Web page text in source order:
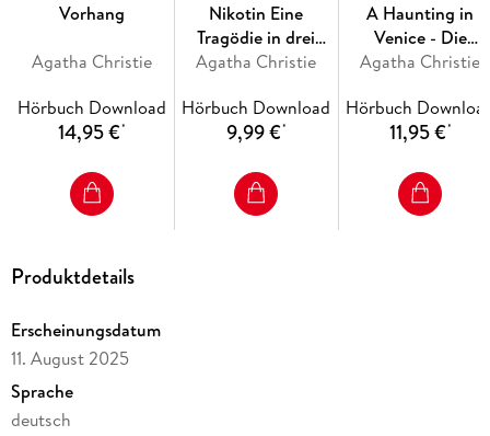
Vorhang
Agatha Christie
Hörbuch Download
14,95 €*
Nikotin Eine
Tragödie in drei
Akten
Agatha Christie
Hörbuch Download
9,99 €*
A Haunting in
Venice - Die
Halloween-Party
Agatha Christie
Hörbuch
11,95 €*
Produktdetails
Erscheinungsdatum
11. August 2025
Sprache
deutsch